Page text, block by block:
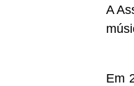
A
Em